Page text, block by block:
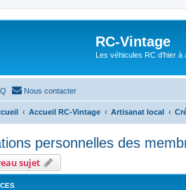
RC-Vintage
Les véhicules RC d'hier à
Nous contacter
Accueil RC-Vintage Artisanat local
personnelles des
sujet